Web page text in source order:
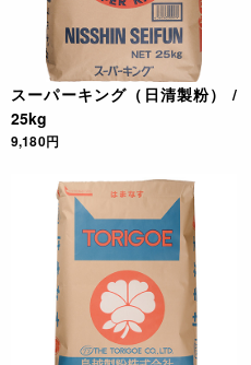
スーパーキング（日清製粉） /
25kg
9,180円